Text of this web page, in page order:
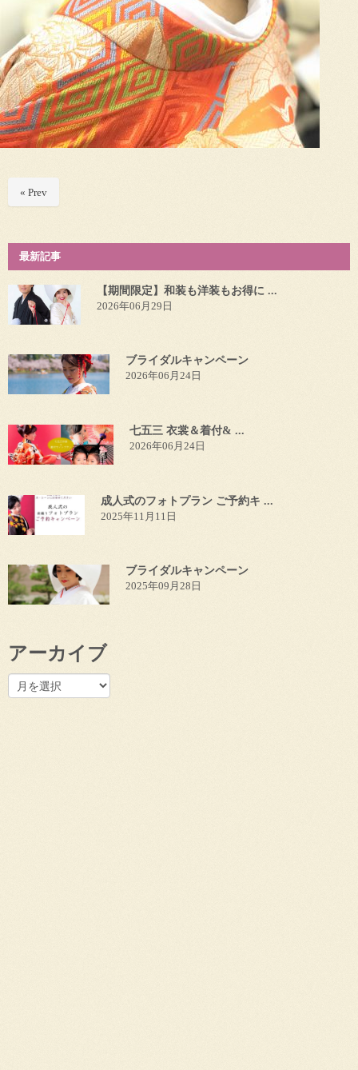
« Prev
最新記事
【期間限定】和装も洋装もお得に ...
2026年06月29日
ブライダルキャンペーン
2026年06月24日
七五三 衣裳＆着付& ...
2026年06月24日
成人式のフォトプラン ご予約キ ...
2025年11月11日
ブライダルキャンペーン
2025年09月28日
アーカイブ